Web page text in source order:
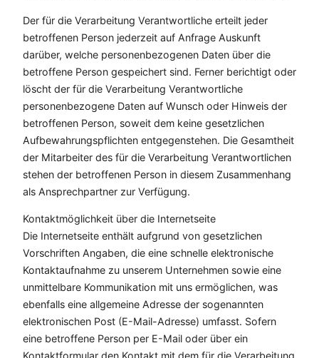
Der für die Verarbeitung Verantwortliche erteilt jeder
betroffenen Person jederzeit auf Anfrage Auskunft
darüber, welche personenbezogenen Daten über die
betroffene Person gespeichert sind. Ferner berichtigt oder
löscht der für die Verarbeitung Verantwortliche
personenbezogene Daten auf Wunsch oder Hinweis der
betroffenen Person, soweit dem keine gesetzlichen
Aufbewahrungspflichten entgegenstehen. Die Gesamtheit
der Mitarbeiter des für die Verarbeitung Verantwortlichen
stehen der betroffenen Person in diesem Zusammenhang
als Ansprechpartner zur Verfügung.
Kontaktmöglichkeit über die Internetseite
Die Internetseite enthält aufgrund von gesetzlichen
Vorschriften Angaben, die eine schnelle elektronische
Kontaktaufnahme zu unserem Unternehmen sowie eine
unmittelbare Kommunikation mit uns ermöglichen, was
ebenfalls eine allgemeine Adresse der sogenannten
elektronischen Post (E-Mail-Adresse) umfasst. Sofern
eine betroffene Person per E-Mail oder über ein